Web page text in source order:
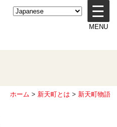
メ
ニ
ュ
MENU
ホーム > 新天町とは > 新天町物語